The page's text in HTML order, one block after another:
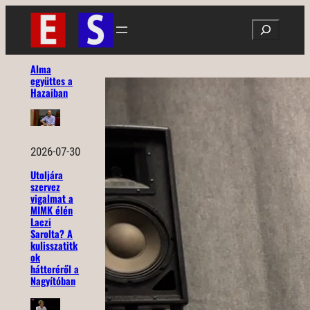
Ugrás
tartalomhoz
Search
Alma
együttes a
Hazaiban
2026-07-30
Utoljára
szervez
vigalmat a
MIMK élén
Laczi
Sarolta? A
kulisszatitk
ok
hátteréről a
Nagyítóban